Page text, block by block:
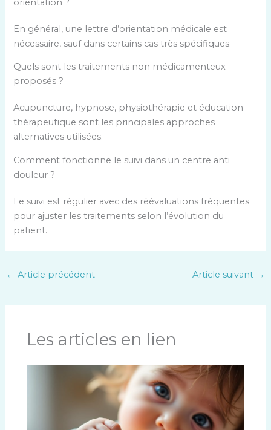
orientation ?
En général, une lettre d’orientation médicale est
nécessaire, sauf dans certains cas très spécifiques.
Quels sont les traitements non médicamenteux
proposés ?
Acupuncture, hypnose, physiothérapie et éducation
thérapeutique sont les principales approches
alternatives utilisées.
Comment fonctionne le suivi dans un centre anti
douleur ?
Le suivi est régulier avec des réévaluations fréquentes
pour ajuster les traitements selon l’évolution du
patient.
← Article précédent Article suivant →
Les articles en lien